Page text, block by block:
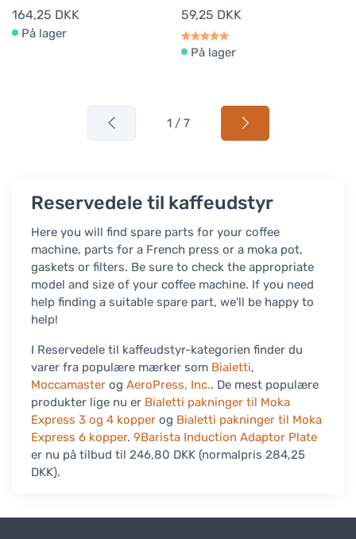
164,25 DKK
På lager
59,25 DKK
På lager
1 / 7
Reservedele til kaffeudstyr
Here you will find spare parts for your coffee
machine, parts for a French press or a moka pot,
gaskets or filters. Be sure to check the appropriate
model and size of your coffee machine. If you need
help finding a suitable spare part, we'll be happy to
help!
I Reservedele til kaffeudstyr-kategorien finder du
varer fra populære mærker som Bialetti,
Moccamaster og AeroPress, Inc.. De mest populære
produkter lige nu er Bialetti pakninger til Moka
Express 3 og 4 kopper og Bialetti pakninger til Moka
Express 6 kopper. 9Barista Induction Adaptor Plate
er nu på tilbud til 246,80 DKK (normalpris 284,25
DKK).